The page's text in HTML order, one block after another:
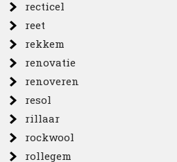
recticel
reet
rekkem
renovatie
renoveren
resol
rillaar
rockwool
rollegem